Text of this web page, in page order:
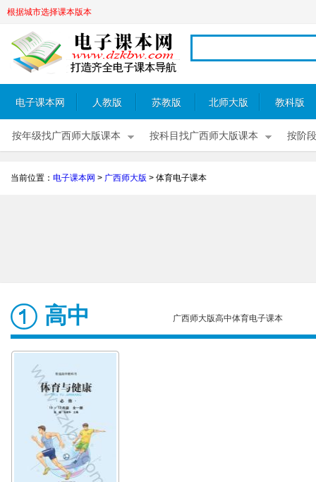
根据城市选择课本版本
电子课本网 人教版 苏教版 北师大版 教科版
按年级找广西师大版课本 按科目找广西师大版课本 按阶
当前位置： 电子课本网 > 广西师大版 > 体育电子课本
高中 广西师大版高中体育电子课本